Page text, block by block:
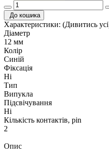
До кошика
Характеристики: (Дивитись
Діаметр
12 мм
Колір
Синій
Фіксація
Ні
Тип
Випукла
Підсвічування
Ні
Кількість контактів, pin
2
Опис